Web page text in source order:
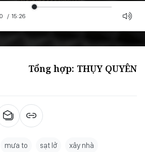
/ 15:26
Tổng hợp: THỤY QUYÊN
mưa to sạt lở xây nhà